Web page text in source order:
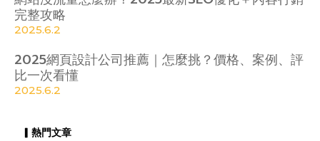
完整攻略
2025.6.2
2025網頁設計公司推薦｜怎麼挑？價格、案例、評
比一次看懂
2025.6.2
▎熱門文章